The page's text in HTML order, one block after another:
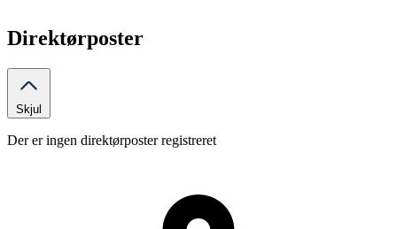
Direktørposter
Skjul
Der er ingen direktørposter registreret